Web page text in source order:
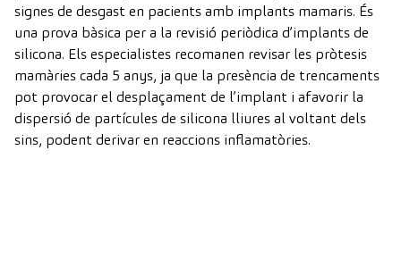
signes de desgast en pacients amb implants mamaris. És
una prova bàsica per a la revisió periòdica d’implants de
silicona. Els especialistes recomanen revisar les pròtesis
mamàries cada 5 anys, ja que la presència de trencaments
pot provocar el desplaçament de l’implant i afavorir la
dispersió de partícules de silicona lliures al voltant dels
sins, podent derivar en reaccions inflamatòries.